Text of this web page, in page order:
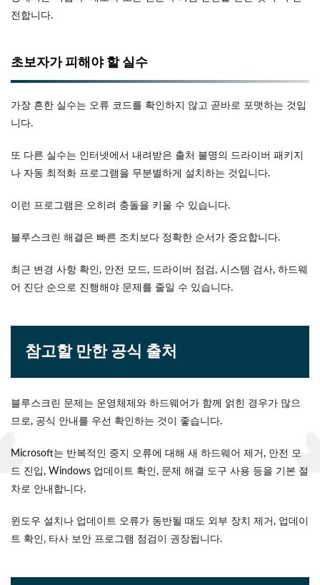
전합니다.
초보자가 피해야 할 실수
가장 흔한 실수는 오류 코드를 확인하지 않고 곧바로 포맷하는 것입
니다.
또 다른 실수는 인터넷에서 내려받은 출처 불명의 드라이버 패키지
나 자동 최적화 프로그램을 무분별하게 설치하는 것입니다.
이런 프로그램은 오히려 충돌을 키울 수 있습니다.
블루스크린 해결은 빠른 조치보다 정확한 순서가 중요합니다.
최근 변경 사항 확인, 안전 모드, 드라이버 점검, 시스템 검사, 하드웨
어 진단 순으로 진행해야 문제를 줄일 수 있습니다.
참고할 만한 공식 출처
블루스크린 문제는 운영체제와 하드웨어가 함께 얽힌 경우가 많으
므로, 공식 안내를 우선 확인하는 것이 좋습니다.
Microsoft는 반복적인 중지 오류에 대해 새 하드웨어 제거, 안전 모
드 진입, Windows 업데이트 확인, 문제 해결 도구 사용 등을 기본 절
차로 안내합니다.
윈도우 설치나 업데이트 오류가 동반될 때도 외부 장치 제거, 업데이
트 확인, 타사 보안 프로그램 점검이 권장됩니다.